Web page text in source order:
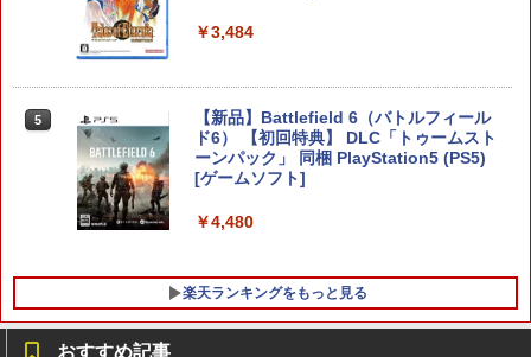
ックなど収納可能 カバー 収納ボックス
Nintendo Switch 2 ACアダプター
￥3,484
5
【新品】Battlefield 6（バトルフィール
ド6） 【初回特典】 DLC「トゥームスト
ーンパック」 同梱 PlayStation5 (PS5)
[ゲームソフト]
￥4,480
楽天ランキングをもっと見る
おすすめ記事